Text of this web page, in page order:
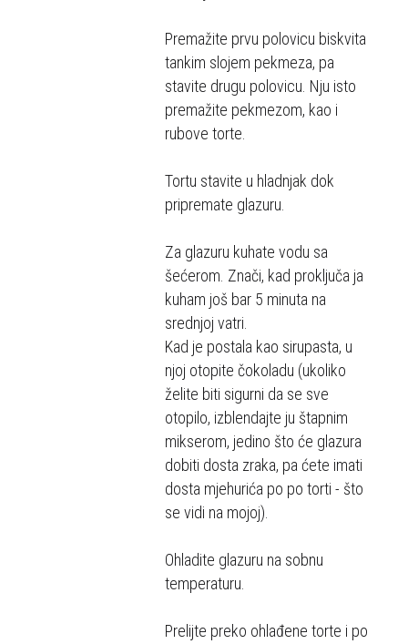
Premažite prvu polovicu biskvita
tankim slojem pekmeza, pa
stavite drugu polovicu. Nju isto
premažite pekmezom, kao i
rubove torte.
Tortu stavite u hladnjak dok
pripremate glazuru.
Za glazuru kuhate vodu sa
šećerom. Znači, kad proključa ja
kuham još bar 5 minuta na
srednjoj vatri.
Kad je postala kao sirupasta, u
njoj otopite čokoladu (ukoliko
želite biti sigurni da se sve
otopilo, izblendajte ju štapnim
mikserom, jedino što će glazura
dobiti dosta zraka, pa ćete imati
dosta mjehurića po po torti - što
se vidi na mojoj).
Ohladite glazuru na sobnu
temperaturu.
Prelijte preko ohlađene torte i po